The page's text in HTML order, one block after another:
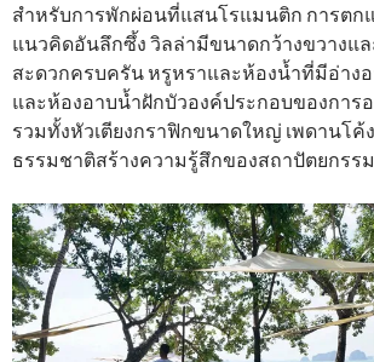
สำหรับการพักผ่อนที่แสนโรแมนติก การตก
แนวคิดอันลึกซึ้ง วิลล่ามีขนาดกว้างขวางแ
สะดวกครบครัน หรูหราและห้องน้ำที่มีอ่าง
และห้องอาบน้ำฝักบัวองค์ประกอบของการ
รวมทั้งหัวเตียงกราฟิกขนาดใหญ่ เพดานโค้
ธรรมชาติสร้างความรู้สึกของสถาปัตยกร